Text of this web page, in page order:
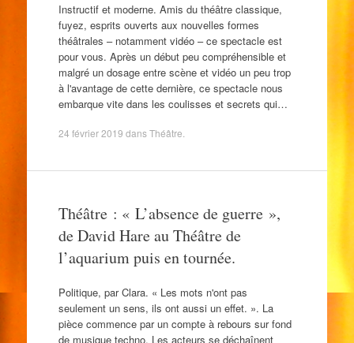
Instructif et moderne. Amis du théâtre classique,
fuyez, esprits ouverts aux nouvelles formes
théâtrales – notamment vidéo – ce spectacle est
pour vous. Après un début peu compréhensible et
malgré un dosage entre scène et vidéo un peu trop
à l'avantage de cette dernière, ce spectacle nous
embarque vite dans les coulisses et secrets qui…
24 février 2019 dansThéâtre
Théâtre : « L’absence de guerre »,
de David Hare au Théâtre de
l’aquarium puis en tournée.
Politique, par Clara. « Les mots n'ont pas
seulement un sens, ils ont aussi un effet. ». La
pièce commence par un compte à rebours sur fond
de musique techno. Les acteurs se déchaînent